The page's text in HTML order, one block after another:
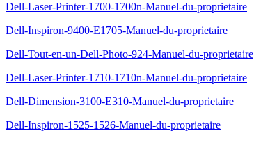
Dell-Laser-Printer-1700-1700n-Manuel-du-proprietaire
Dell-Inspiron-9400-E1705-Manuel-du-proprietaire
Dell-Tout-en-un-Dell-Photo-924-Manuel-du-proprietaire
Dell-Laser-Printer-1710-1710n-Manuel-du-proprietaire
Dell-Dimension-3100-E310-Manuel-du-proprietaire
Dell-Inspiron-1525-1526-Manuel-du-proprietaire